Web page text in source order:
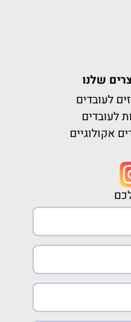
שלנו
לעובדים
לעובדים
אקולוגיים